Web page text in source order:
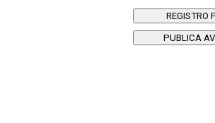
REGISTRO
PUBLICA